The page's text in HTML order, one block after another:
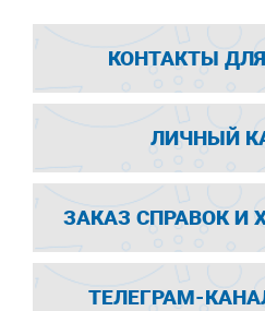
КОНТАКТЫ
ЛИЧНЫЙ
ЗАКАЗ СПРАВОК И
ТЕЛЕГРАМ-